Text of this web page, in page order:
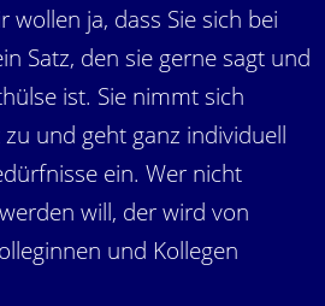
wollen ja, dass Sie sich bei
Satz, den sie gerne sagt und
ist. Sie nimmt sich
und geht ganz individuell
ein. Wer nicht
will, der wird von
und Kollegen